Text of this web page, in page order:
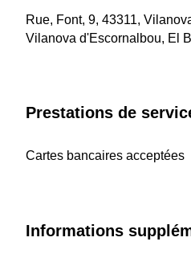
Rue, Font, 9, 43311,
Vilanova d'Escornalbou, El
Prestations de
Cartes bancaires acceptées
Informations